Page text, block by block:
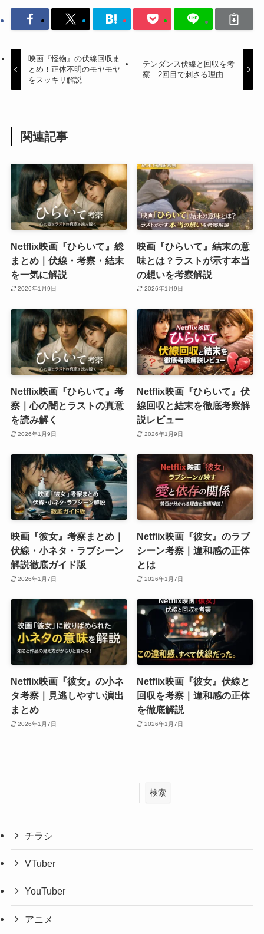
映画『怪物』の伏線回収ま
とめ！正体不明のモヤモヤ
をスッキリ解説
テンダンス伏線と回収を考
察｜2回目で刺さる理由
関連記事
Netflix映画『ひらいて』総
まとめ｜伏線・考察・結末
を一気に解説
2026年1月9日
映画『ひらいて』結末の意
味とは？ラストが示す本当
の想いを考察解説
2026年1月9日
Netflix映画『ひらいて』考
察｜心の闇とラストの真意
を読み解く
2026年1月9日
Netflix映画『ひらいて』伏
線回収と結末を徹底考察解
説レビュー
2026年1月9日
映画『彼女』考察まとめ｜
伏線・小ネタ・ラブシーン
解説徹底ガイド版
2026年1月7日
Netflix映画『彼女』のラブ
シーン考察｜違和感の正体
とは
2026年1月7日
Netflix映画『彼女』の小ネ
タ考察｜見逃しやすい演出
まとめ
2026年1月7日
Netflix映画『彼女』伏線と
回収を考察｜違和感の正体
を徹底解説
2026年1月7日
検索
チラシ
VTuber
YouTuber
アニメ